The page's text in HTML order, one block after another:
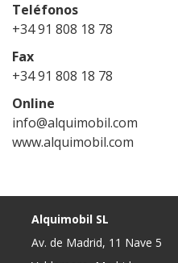
Teléfonos
+34 91 808 18 78
Fax
+34 91 808 18 78
Online
info@alquimobil.com
www.alquimobil.com
Alquimobil SL
Av. de Madrid, 11 Nave 5